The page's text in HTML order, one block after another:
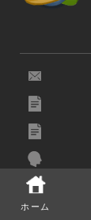
ホーム